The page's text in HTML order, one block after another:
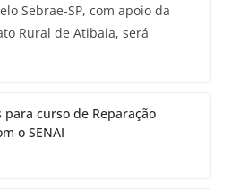
Sebrae-SP, com apoio da
Rural de Atibaia, será
curso de Reparação
o SENAI